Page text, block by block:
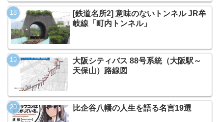
[鉄道名所2] 意味のないトンネル JR牟
岐線「町内トンネル」
大阪シティバス 88号系統（大阪駅～
天保山）路線図
比企谷八幡の人生を語る名言19選